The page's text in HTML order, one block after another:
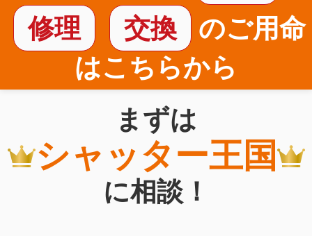
修理
交換
のご用命
はこちらから
まずは
シャッター王国
に相談！